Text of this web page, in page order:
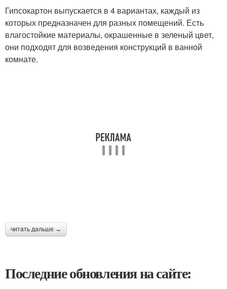
Гипсокартон выпускается в 4 вариантах, каждый из
которых предназначен для разных помещений. Есть
влагостойкие материалы, окрашенные в зеленый цвет,
они подходят для возведения конструкций в ванной
комнате.
читать дальше →
Последние обновления на сайте: